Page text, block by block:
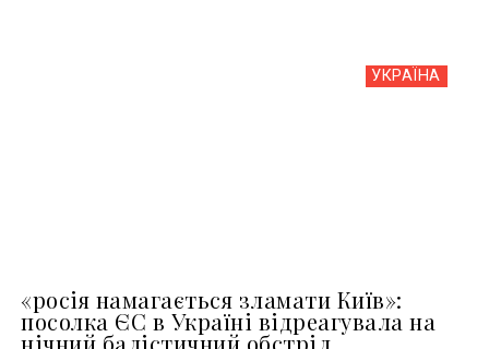
УКРАЇНА
«росія намагається зламати Київ»:
посолка ЄС в Україні відреагувала на